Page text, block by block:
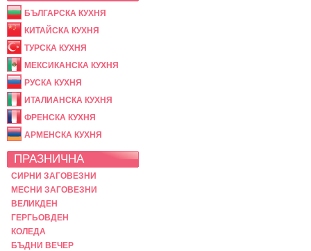
БЪЛГАРСКА КУХНЯ
КИТАЙСКА КУХНЯ
ТУРСКА КУХНЯ
МЕКСИКАНСКА КУХНЯ
РУСКА КУХНЯ
ИТАЛИАНСКА КУХНЯ
ФРЕНСКА КУХНЯ
АРМЕНСКА КУХНЯ
ПРАЗНИЧНА
СИРНИ ЗАГОВЕЗНИ
МЕСНИ ЗАГОВЕЗНИ
ВЕЛИКДЕН
ГЕРГЬОВДЕН
КОЛЕДА
БЪДНИ ВЕЧЕР